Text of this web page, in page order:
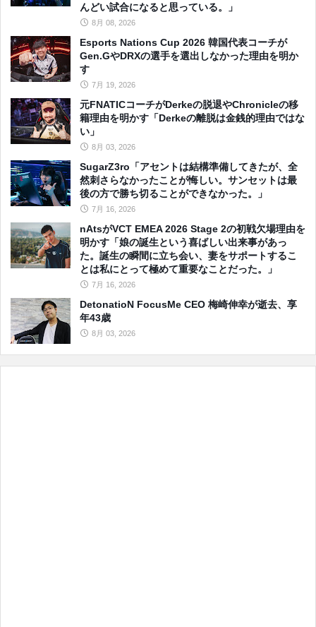
んどい試合になると思っている。」
8月 08, 2026
Esports Nations Cup 2026 韓国代表コーチが
Gen.GやDRXの選手を選出しなかった理由を明か
す
7月 19, 2026
元FNATICコーチがDerkeの脱退やChronicleの移
籍理由を明かす「Derkeの離脱は金銭的理由ではな
い」
8月 03, 2026
SugarZ3ro「アセントは結構準備してきたが、全
然刺さらなかったことが悔しい。サンセットは最
後の方で勝ち切ることができなかった。」
7月 16, 2026
nAtsがVCT EMEA 2026 Stage 2の初戦欠場理由を
明かす「娘の誕生という喜ばしい出来事があっ
た。誕生の瞬間に立ち会い、妻をサポートするこ
とは私にとって極めて重要なことだった。」
7月 16, 2026
DetonatioN FocusMe CEO 梅崎伸幸が逝去、享
年43歳
8月 03, 2026